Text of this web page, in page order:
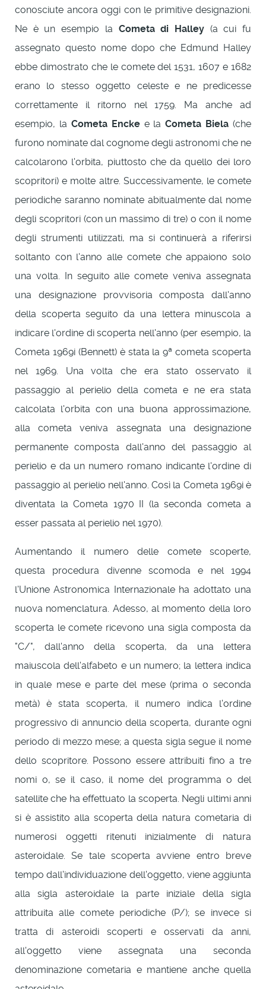
conosciute ancora oggi con le primitive designazioni.
Ne è un esempio la Cometa di Halley(a cui fu
assegnato questo nome dopo che Edmund Halley
ebbe dimostrato che le comete del 1531, 1607 e 1682
erano lo stesso oggetto celeste e ne predicesse
correttamente il ritorno nel 1759. Ma anche ad
esempio, la Cometa Enckee laCometa Biela (che
furono nominate dal cognome degli astronomi che ne
calcolarono l'orbita, piuttosto che da quello dei loro
scopritori) e molte altre. Successivamente, le comete
periodiche saranno nominate abitualmente dal nome
degli scopritori (con un massimo di tre) o con il nome
degli strumenti utilizzati, ma si continuerà a riferirsi
soltanto con l'anno alle comete che appaiono solo
una volta. In seguito alle comete veniva assegnata
una designazione provvisoria composta dall'anno
della scoperta seguito da una lettera minuscola a
indicare l'ordine di scoperta nell'anno (per esempio, la
Cometa 1969i (Bennett) è stata la 9ª cometa scoperta
nel 1969. Una volta che era stato osservato il
passaggio al perielio della cometa e ne era stata
calcolata l'orbita con una buona approssimazione,
alla cometa veniva assegnata una designazione
permanente composta dall'anno del passaggio al
perielio e da un numero romano indicante l'ordine di
passaggio al perielio nell'anno. Così la Cometa 1969i è
diventata la Cometa 1970 II (la seconda cometa a
esser passata al perielio nel 1970).
Aumentando il numero delle comete scoperte,
questa procedura divenne scomoda e nel 1994
l'Unione Astronomica Internazionale ha adottato una
nuova nomenclatura. Adesso, al momento della loro
scoperta le comete ricevono una sigla composta da
"C/", dall'anno della scoperta, da una lettera
maiuscola dell'alfabeto e un numero; la lettera indica
in quale mese e parte del mese (prima o seconda
metà) è stata scoperta, il numero indica l'ordine
progressivo di annuncio della scoperta, durante ogni
periodo di mezzo mese; a questa sigla segue il nome
dello scopritore. Possono essere attribuiti fino a tre
nomi o, se il caso, il nome del programma o del
satellite che ha effettuato la scoperta. Negli ultimi anni
si è assistito alla scoperta della natura cometaria di
numerosi oggetti ritenuti inizialmente di natura
asteroidale. Se tale scoperta avviene entro breve
tempo dall'individuazione dell'oggetto, viene aggiunta
alla sigla asteroidale la parte iniziale della sigla
attribuita alle comete periodiche (P/); se invece si
tratta di asteroidi scoperti e osservati da anni,
all'oggetto viene assegnata una seconda
denominazione cometaria e mantiene anche quella